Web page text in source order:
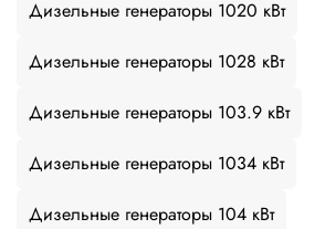
Дизельные генераторы 1020 кВт
Дизельные генераторы 1028 кВт
Дизельные генераторы 103.9 кВт
Дизельные генераторы 1034 кВт
Дизельные генераторы 104 кВт